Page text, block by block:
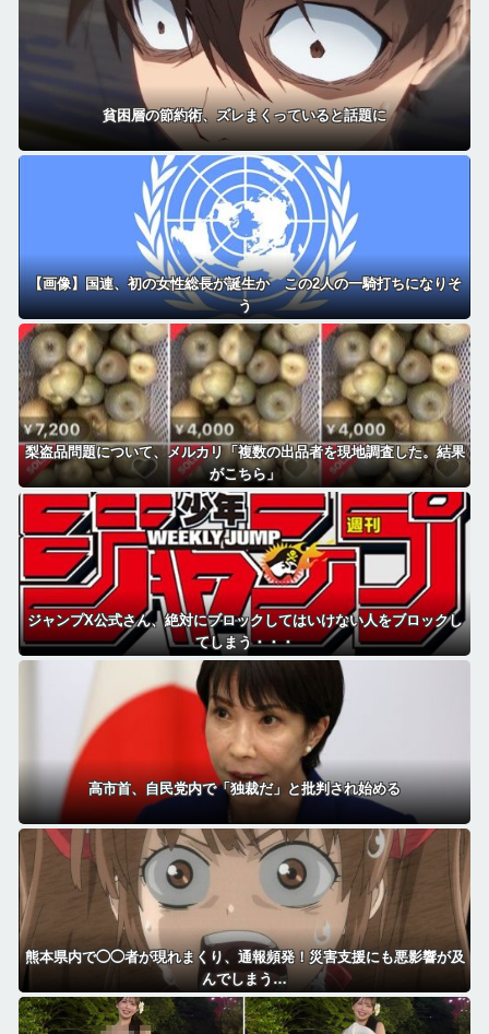
貧困層の節約術、ズレまくっていると話題に
【画像】国連、初の女性総長が誕生か この2人の一騎打ちになりそ
う
梨盗品問題について、メルカリ「複数の出品者を現地調査した。結果
がこちら」
ジャンプX公式さん、絶対にブロックしてはいけない人をブロックし
てしまう・・・
高市首、自民党内で「独裁だ」と批判され始める
熊本県内で◯◯者が現れまくり、通報頻発！災害支援にも悪影響が及
んでしまう…